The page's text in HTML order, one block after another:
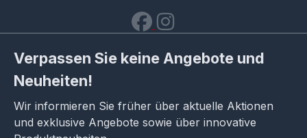
Verpassen Sie keine Angebote und
Neuheiten!
Wir informieren Sie früher über aktuelle Aktionen
und exklusive Angebote sowie über innovative